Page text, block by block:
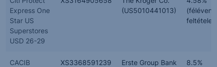
Express One
Star US
Superstores
USD 26-29
(US5010441013)
CACIB
XS3368591239
Erste Group Bank
8.5%